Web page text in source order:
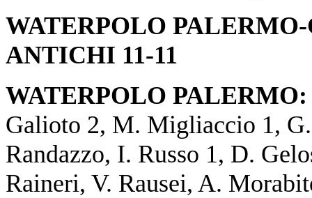
WATERPOLO
ANTICHI 11-11
WATERPOLO PALERMO:
Galioto 2, M. Migliaccio 1,
Randazzo, I. Russo 1, D.
Raineri, V. Rausei, A.